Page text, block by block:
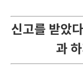
신고를 받았
과